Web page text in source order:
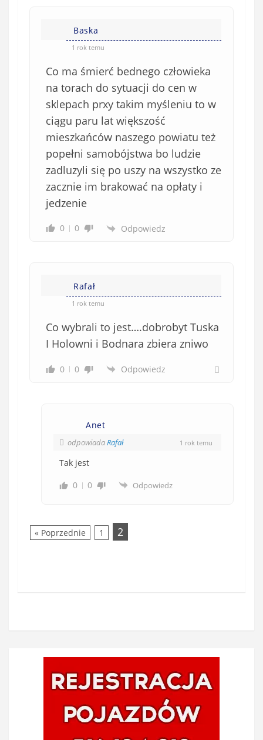
Baska
1 rok temu
Co ma śmierć bednego człowieka
na torach do sytuacji do cen w
sklepach prxy takim myśleniu to w
ciągu paru lat większość
mieszkańców naszego powiatu też
popełni samobójstwa bo ludzie
zadluzyli się po uszy na wszystko ze
zacznie im brakować na opłaty i
jedzenie
0 0 Odpowiedz
Rafał
1 rok temu
Co wybrali to jest….dobrobyt Tuska
I Holowni i Bodnara zbiera zniwo
0 0 Odpowiedz
Anet
odpowiadaRafał 1 rok temu
Tak jest
0
0 Odpowiedz
« Poprzednie 1 2